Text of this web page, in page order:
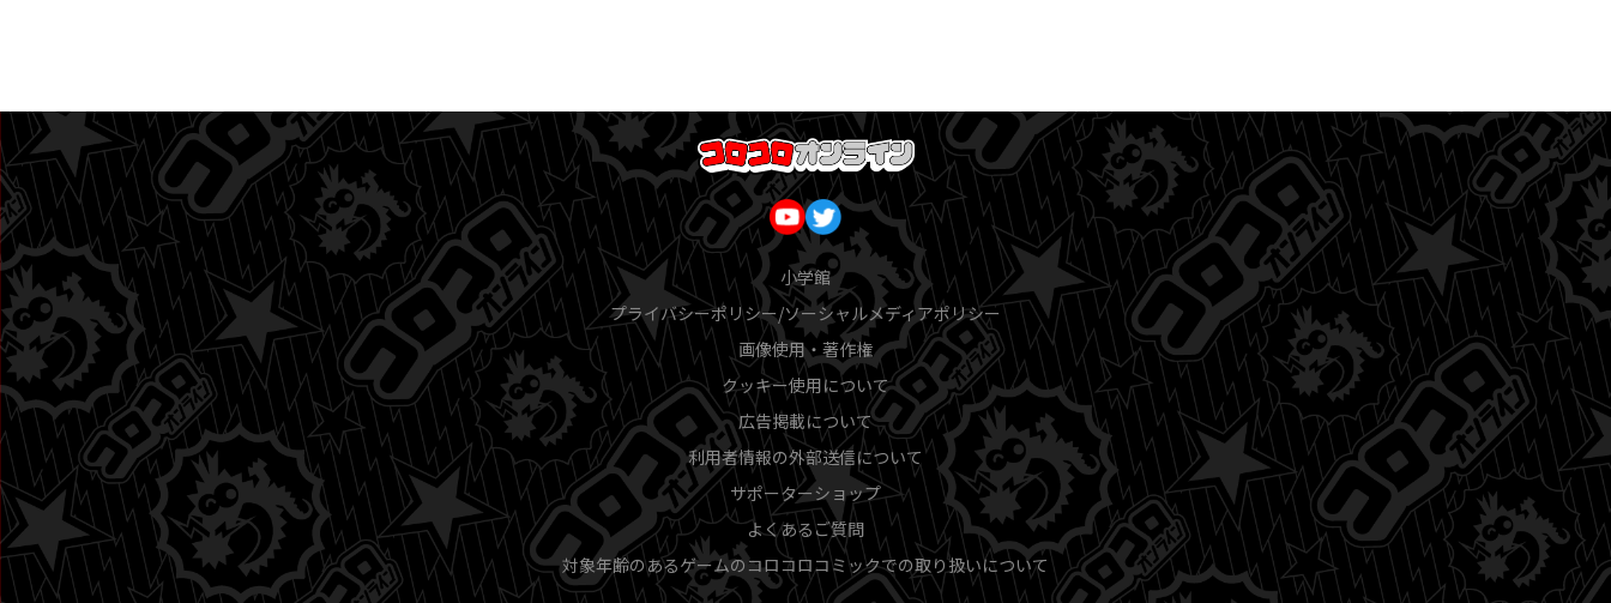
小学館
プライバシーポリシー/ソーシャルメディアポリシー
画像使用・著作権
クッキー使用について
広告掲載について
利用者情報の外部送信について
サポーターショップ
よくあるご質問
対象年齢のあるゲームのコロコロコミックでの取り扱いについて